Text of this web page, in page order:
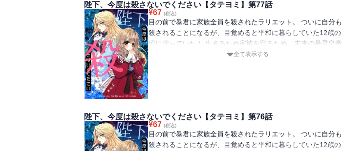
陛下、今度は殺さないでください【タテヨミ】第77話
¥67 (税込)
目の前で暴君に家族全員を殺されたラリエット。 ついに自分も
殺されることになるが、目覚めると平和に暮らしていた12歳の
頃に戻っていた！ 生きるため家族を守るため、未来の暴君皇帝
ルペルトの侍女になることを決意し家を出る。 でもこの時のル
全て表示する
陛下、今度は殺さないでください【タテヨミ】第76話
¥67 (税込)
目の前で暴君に家族全員を殺されたラリエット。 ついに自分も
殺されることになるが、目覚めると平和に暮らしていた12歳の